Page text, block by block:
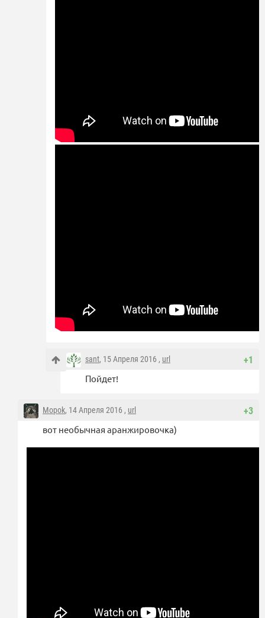
+1
sant, 15 Апреля 2016 , url
Пойдет!
+3
Mopok, 14 Апреля 2016 , url
вот необычная аранжировочка)